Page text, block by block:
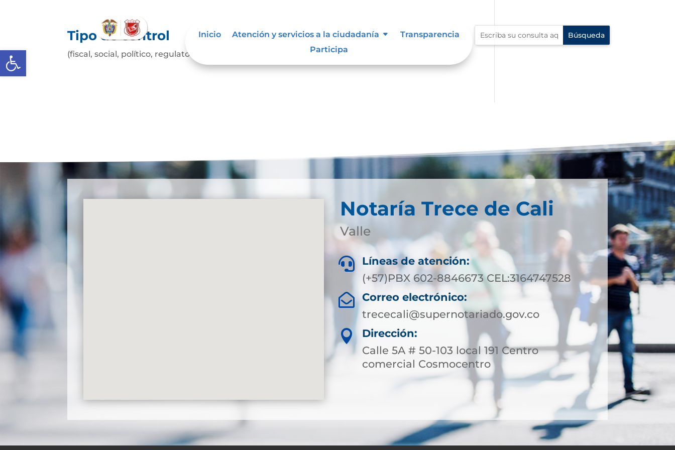
Abrir barra de herramientas
Inicio Atención y servicios a la ciudadanía
Transparencia
Participa
Tipo de control
(fiscal, social, político, regulatorio, etc.)
Notaría Trece de Cali
Valle

Líneas de atención:
(+57)PBX 602-8846673 CEL:3164747528
 Correo electrónico:
trececali@supernotariado.gov.co

Dirección:
Calle 5A # 50-103 local 191 Centro
comercial Cosmocentro